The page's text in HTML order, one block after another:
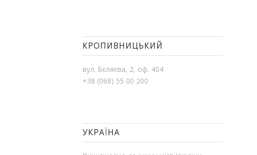
КРОПИВНИЦЬКИЙ
вул. Бєляєва, 2, оф. 404
+38 (068) 55 00 200
УКРАЇНА